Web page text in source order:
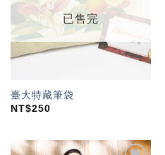
已售完
臺大特藏筆袋
NT$250